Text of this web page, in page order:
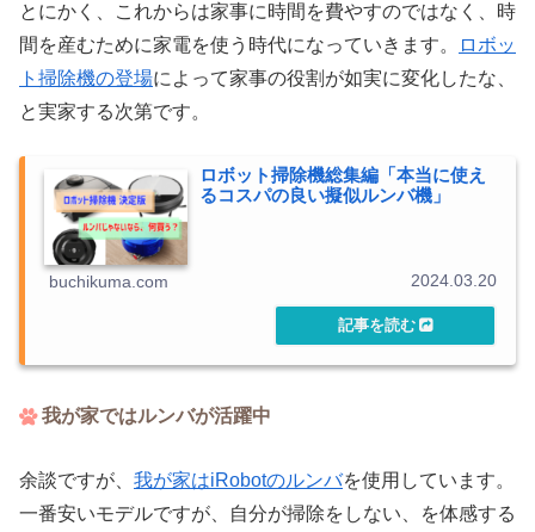
とにかく、これからは家事に時間を費やすのではなく、時
間を産むために家電を使う時代になっていきます。
ロボッ
ト掃除機の登場によって家事の役割が如実に変化したな、
と実家する次第です。
ロボット掃除機総集編「本当に使え
るコスパの良い擬似ルンバ機」
buchikuma.com 2024.03.20
我が家ではルンバが活躍中
余談ですが、 我が家はiRobotのルンバを使用しています。
一番安いモデルですが、自分が掃除をしない、を体感する